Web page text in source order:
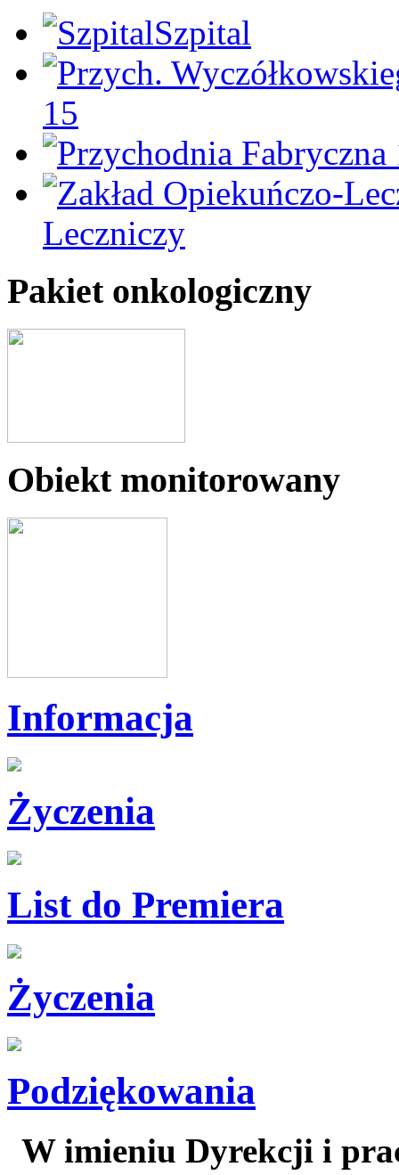
Szpital
15
Leczniczy
Pakiet onkologiczny
Obiekt monitorowany
Informacja
Życzenia
List do Premiera
Życzenia
Podziękowania
W imieniu Dyrekcji i